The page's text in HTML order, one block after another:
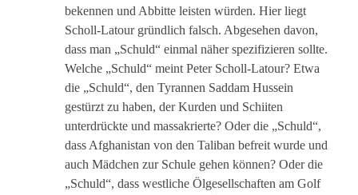
bekennen und Abbitte leisten würden. Hier liegt
Scholl-Latour gründlich falsch. Abgesehen davon,
dass man „Schuld“ einmal näher spezifizieren sollte.
Welche „Schuld“ meint Peter Scholl-Latour? Etwa
die „Schuld“, den Tyrannen Saddam Hussein
gestürzt zu haben, der Kurden und Schiiten
unterdrückte und massakrierte? Oder die „Schuld“,
dass Afghanistan von den Taliban befreit wurde und
auch Mädchen zur Schule gehen können? Oder die
„Schuld“, dass westliche Ölgesellschaften am Golf